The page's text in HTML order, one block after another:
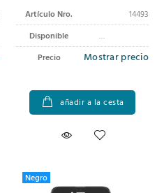
Artículo Nro.
14493
Disponible
Precio
Mostrar precio
añadir a la cesta
Negro